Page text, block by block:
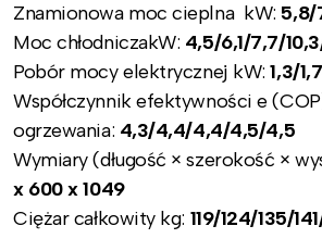
Znamionowa moc cieplna kW:5,8/
Moc chłodniczakW: 4,5/6,1/7,7/
Pobór mocy elektrycznej kW:1,3/
Współczynnik efektywności e
ogrzewania: 4,3/4,4/4,4/4,5/4,5
Wymiary (długość × szerokość ×
x 600 x 1049
Ciężar całkowity kg: 119/124/135/